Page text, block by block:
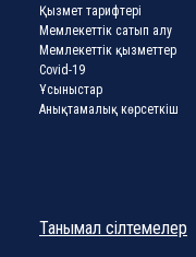
Қызмет тарифтері
Мемлекеттік сатып алу
Мемлекеттік қызметтер
Covid-19
Ұсыныстар
Анықтамалық көрсеткіш
Танымал сілтемелер